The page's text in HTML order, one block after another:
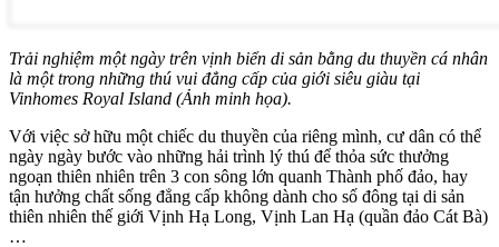
Trải nghiệm một ngày trên vịnh biển di sản bằng du thuyền cá nhân
là một trong những thú vui đẳng cấp của giới siêu giàu tại
Vinhomes Royal Island (Ảnh minh họa).
Với việc sở hữu một chiếc du thuyền của riêng mình, cư dân có thể
ngày ngày bước vào những hải trình lý thú để thỏa sức thưởng
ngoạn thiên nhiên trên 3 con sông lớn quanh Thành phố đảo, hay
tận hưởng chất sống đẳng cấp không dành cho số đông tại di sản
thiên nhiên thế giới Vịnh Hạ Long, Vịnh Lan Hạ (quần đảo Cát Bà)
…